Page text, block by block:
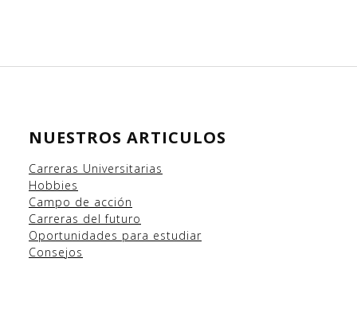
NUESTROS ARTICULOS
Carreras Universitarias
Hobbies
Campo de acción
Carreras del futuro
Oportunidades para estudiar
Consejos